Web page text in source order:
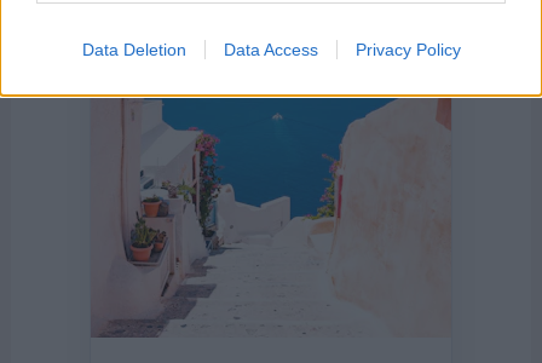
Data Deletion Data Access Privacy Policy